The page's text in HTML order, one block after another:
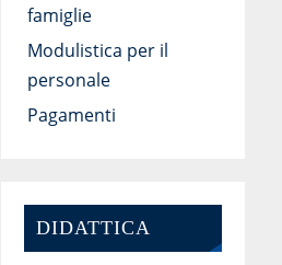
famiglie
Modulistica per il
personale
Pagamenti
DIDATTICA